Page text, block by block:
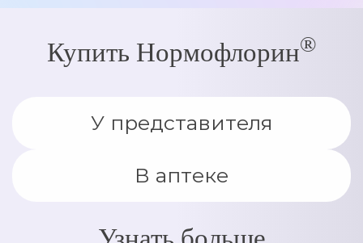
Купить Нормофлорин®
У представителя
В аптеке